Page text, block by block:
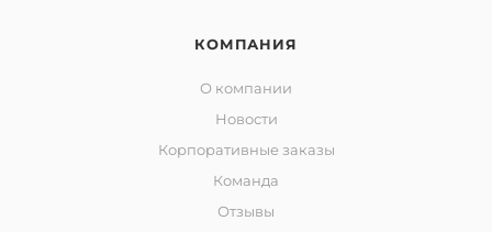
КОМПАНИЯ
О компании
Новости
Корпоративные заказы
Команда
Отзывы